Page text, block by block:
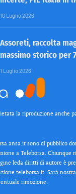
10 Luglio 2026
Assoreti, raccolta
massimo storico per
1 Luglio 2026
la riproduzione anche
sono di pubblico
a Teleborsa. Chiunque
leda diritti di autore è
teleborsa.it. Sarà
rimozione.